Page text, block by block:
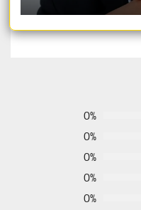
0%
0%
0%
0%
0%